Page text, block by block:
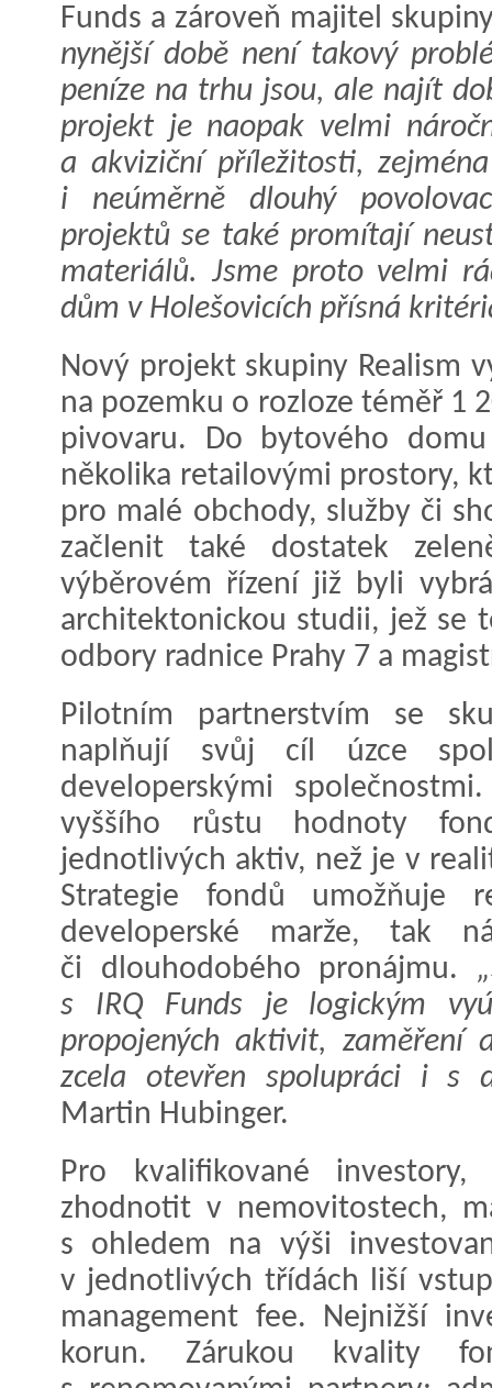
Funds a zároveň majitel
nynější době není takový
peníze na trhu jsou, ale najít
projekt je naopak velmi
a akviziční příležitosti,
i neúměrně dlouhý
projektů se také promítají
materiálů. Jsme proto velmi
dům v Holešovicích přísná
Nový projekt skupiny Realism
na pozemku o rozloze téměř 1
pivovaru. Do bytového
několika retailovými prostory,
pro malé obchody, služby či
začlenit také dostatek
výběrovém řízení již byli
architektonickou studii, jež se
odbory radnice Prahy 7 a
Pilotním partnerstvím se
naplňují svůj cíl úzce
developerskými
vyššího růstu hodnoty
jednotlivých aktiv, než je v
Strategie fondů umožňuje
developerské marže, tak
či dlouhodobého pronájmu.
s IRQ Funds je logickým
propojených aktivit, zaměření
zcela otevřen spolupráci i s
Martin Hubinger.
Pro kvalifikované
zhodnotit v nemovitostech,
s ohledem na výši
v jednotlivých třídách liší
management fee. Nejnižší
korun. Zárukou kvality